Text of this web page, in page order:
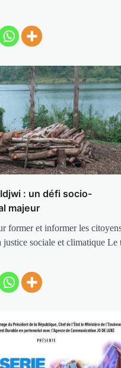
: un défi socio-
majeur
former et informer les
justice sociale et climatique